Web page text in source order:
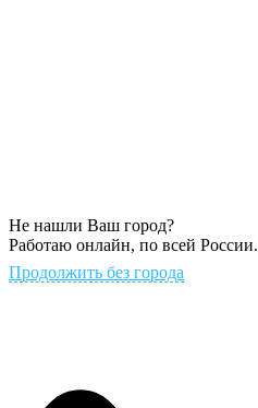
Не нашли Ваш город?
Работаю онлайн, по всей России.
Продолжить без города